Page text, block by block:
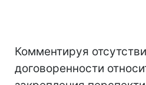
Комментируя
договоренности